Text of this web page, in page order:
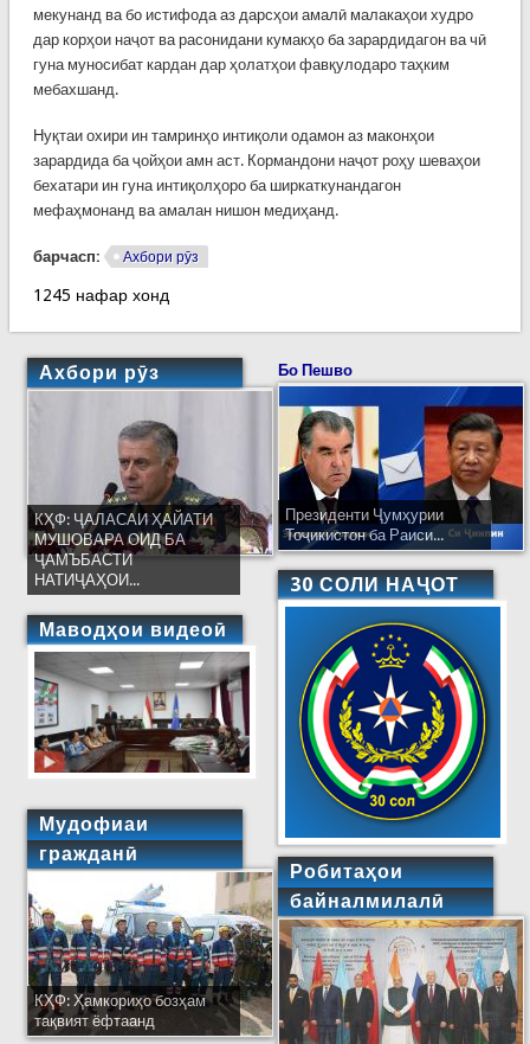
мекунанд ва бо истифода аз дарсҳои амалӣ малакаҳои худро
дар корҳои наҷот ва расонидани кумакҳо ба зарардидагон ва чӣ
гуна муносибат кардан дар ҳолатҳои фавқулодаро таҳким
мебахшанд.
Нуқтаи охири ин тамринҳо интиқоли одамон аз маконҳои
зарардида ба ҷойҳои амн аст. Кормандони наҷот роҳу шеваҳои
бехатари ин гуна интиқолҳоро ба ширкаткунандагон
мефаҳмонанд ва амалан нишон медиҳанд.
барчасп: Ахбори рӯз
1245 нафар хонд
Ахбори рӯз
КҲФ: ҶАЛАСАИ ҲАЙАТИ
МУШОВАРА ОИД БА
ҶАМЪБАСТИ
НАТИҶАҲОИ...
Маводҳои видеоӣ
Мудофиаи
гражданӣ
КҲФ: Ҳамкориҳо бозҳам
тақвият ёфтаанд
Бо Пешво
Президенти Ҷумҳурии
Тоҷикистон ба Раиси...
30 СОЛИ НАҶОТ
Робитаҳои
байналмилалӣ